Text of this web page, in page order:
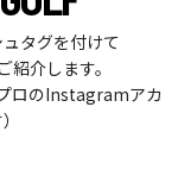
タグを付けて
介します。
ロのInstagramアカ